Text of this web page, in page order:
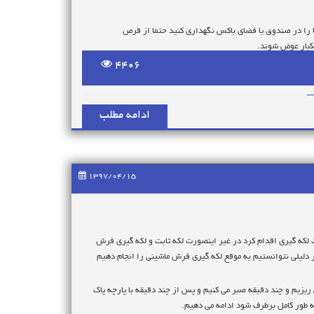
در صندوق یا فضای باکس نگهداری کنید حتما از قرص
یکبار عوض شوند.
و بازکردن فرش ها روی همدیگر است. دقت کنید که فضای انبار
و بی رنگ شدن فرش و همینطور افت کیفیت می گردد.
4406
ادامه مطلب
1397/04/15
گیری اقدام کرد در غیر اینصورت لکه ثابت و لکه گیری فرش
نتوانستیم به موقع لکه گیری فرش ماشینی را انجام دهیم
قرار دهیم و جسم سنگینی را بر روی آن قرار دهیم هرگاه
شود.
و چند دقیقه صبر می کنیم و پس از چند دقیقه با پارچه پاک
طور کامل برطرف شود ادامه می دهیم.